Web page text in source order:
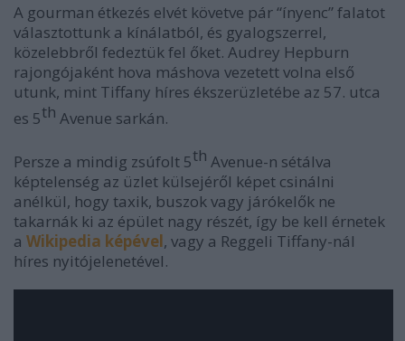
A gourman étkezés elvét követve pár “ínyenc” falatot
választottunk a kínálatból, és gyalogszerrel,
közelebbről fedeztük fel őket. Audrey Hepburn
rajongójaként hova máshova vezetett volna első
utunk, mint Tiffany híres ékszerüzletébe az 57. utca
es 5th Avenue sarkán.
Persze a mindig zsúfolt 5th Avenue-n sétálva
képtelenség az üzlet külsejéről képet csinálni
anélkül, hogy taxik, buszok vagy járókelők ne
takarnák ki az épület nagy részét, így be kell érnetek
a Wikipedia képével, vagy a Reggeli Tiffany-nál
híres nyitójelenetével.